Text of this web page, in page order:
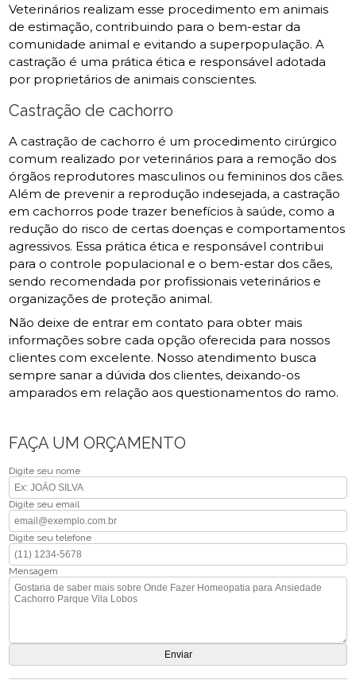
Veterinários realizam esse procedimento em animais
de estimação, contribuindo para o bem-estar da
comunidade animal e evitando a superpopulação. A
castração é uma prática ética e responsável adotada
por proprietários de animais conscientes.
Castração de cachorro
A castração de cachorro é um procedimento cirúrgico
comum realizado por veterinários para a remoção dos
órgãos reprodutores masculinos ou femininos dos cães.
Além de prevenir a reprodução indesejada, a castração
em cachorros pode trazer benefícios à saúde, como a
redução do risco de certas doenças e comportamentos
agressivos. Essa prática ética e responsável contribui
para o controle populacional e o bem-estar dos cães,
sendo recomendada por profissionais veterinários e
organizações de proteção animal.
Não deixe de entrar em contato para obter mais
informações sobre cada opção oferecida para nossos
clientes com excelente. Nosso atendimento busca
sempre sanar a dúvida dos clientes, deixando-os
amparados em relação aos questionamentos do ramo.
FAÇA UM ORÇAMENTO
Digite seu nome
Digite seu email
Digite seu telefone
Mensagem